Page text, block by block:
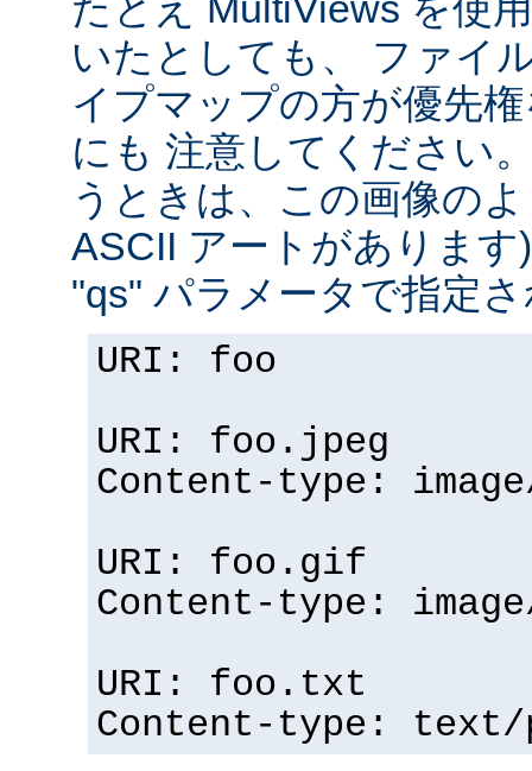
いたとしても、 ファイ
イプマップの方が優先
にも 注意してください
うときは、この画像の
ASCII アートがありま
"qs" パラメータで指定
URI: foo
URI: foo.jpeg
Content-type:
URI: foo.gif
Content-type:
URI: foo.txt
Content-type: